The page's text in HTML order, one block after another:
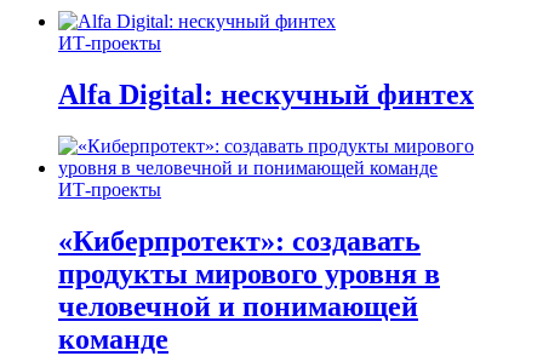
ИТ-проекты
Alfa Digital: нескучный финтех
ИТ-проекты
«Киберпротект»: создавать
продукты мирового уровня в
человечной и понимающей
команде